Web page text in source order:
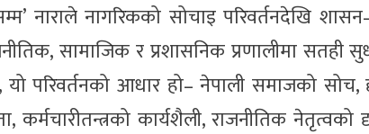
नाराले नागरिकको सोचाइ परिवर्तनदेखि
सामाजिक र प्रशासनिक प्रणालीमा सतही
यो परिवर्तनको आधार हो– नेपाली समाजको सोच,
कर्मचारीतन्त्रको कार्यशैली, राजनीतिक नेतृत्वको